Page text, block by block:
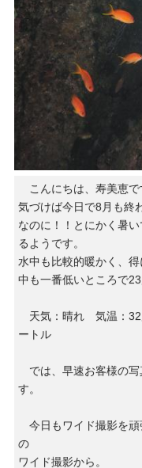
こんにちは、寿美恵で
気づけば今日で8月も終
なのに！！とにかく暑
るようです。
水中も比較的暖かく、得
中も一番低いところで
天気：晴れ 気温：
ートル
では、早速お客様の写
す。
今日もワイド撮影を頑
の
ワイド撮影から。